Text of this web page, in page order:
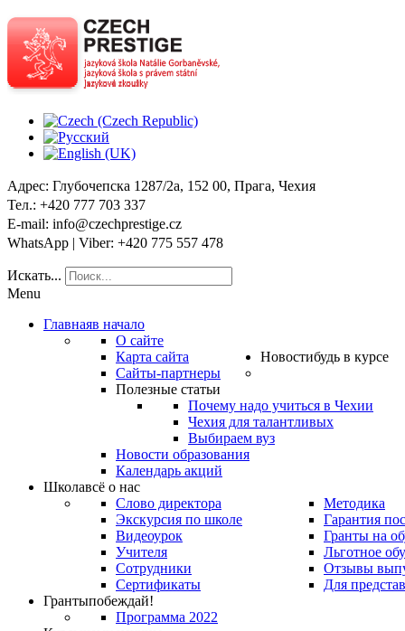
Адрес: Глубочепска 1287/2a, 152 00, Прага, Чехия
Тел.: +420 777 703 337
E-mail: info@czechprestige.cz
WhatsApp | Viber: +420 775 557 478
Искать...
Menu
Главнаяв начало
О сайте
Карта сайта
Сайты-партнеры
Новостибудь в курсе
Полезные статьи
Почему надо учиться в Чехии
Чехия для талантливых
Выбираем вуз
Новости образования
Календарь акций
Школавсё о нас
Слово директора
Экскурсия по школе
Видеоурок
Учителя
Сотрудники
Сертификаты
Методика
Гарантия
Гранты на
Льготное
Отзывы
Для
Грантыпобеждай!
Программа 2022